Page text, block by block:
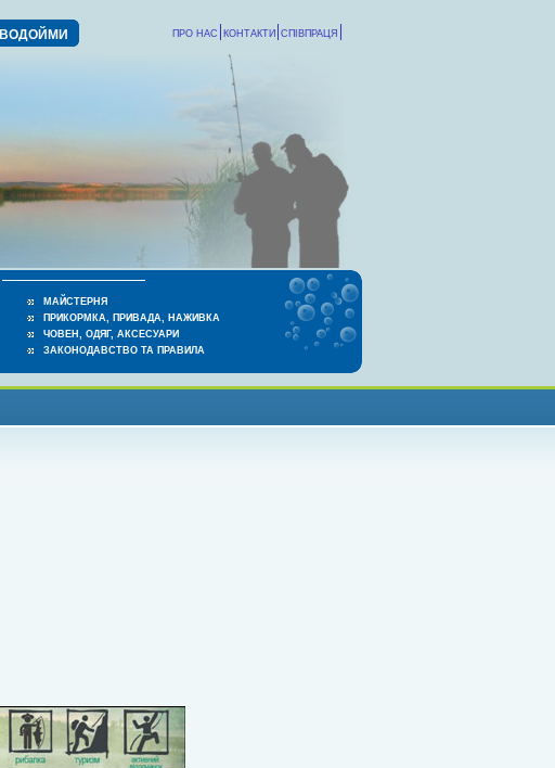
ВОДОЙМИ СПІВПРАЦЯ
КОНТАКТИ
ПРО НАС
МАЙСТЕРНЯ
ПРИКОРМКА, ПРИВАДА, НАЖИВКА
ЧОВЕН, ОДЯГ, АКСЕСУАРИ
ЗАКОНОДАВСТВО ТА ПРАВИЛА